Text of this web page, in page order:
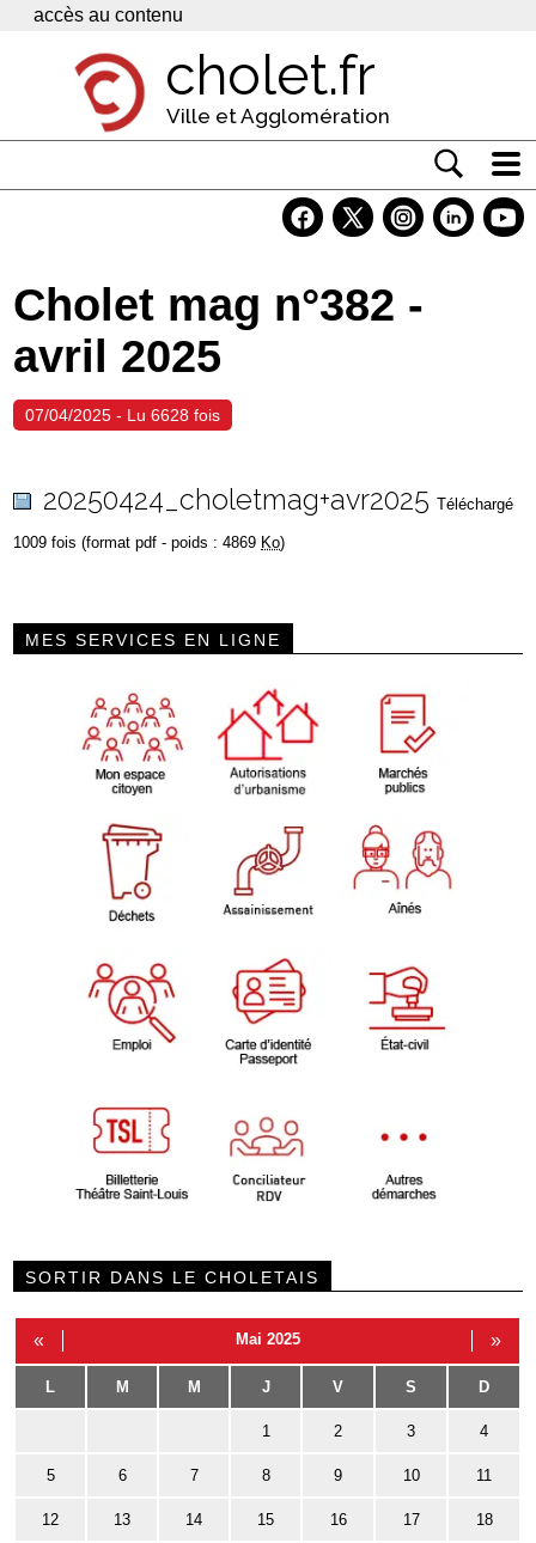
Panneau de gestion des cookies
accès au contenu
cholet.fr
Ville et Agglomération
Economie
Services
Contacts
Cholet mag n°382 -
avril 2025
07/04/2025 - Lu 6628 fois
20250424_choletmag+avr2025 Téléchargé
1009 fois (format pdf - poids : 4869 Ko)
MES SERVICES EN LIGNE
SORTIR DANS LE CHOLETAIS
« Mai 2025 »
L M M J V S D
1 2 3 4
5 6 7 8 9 10 11
12 13 14 15 16 17 18